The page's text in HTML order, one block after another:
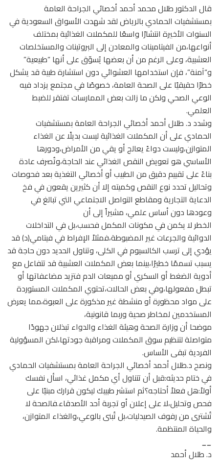
قال الدكتور طلال محمد أحمد أخصائي الجراحة العامة
بمستشفيات الحمادي بالرياض لقد شهدت الأسواق السعودية في
السنوات الأخيرة انتشارًا واسعًا للمكملات الغذائية بمختلف
أنواعها،من الفيتامينات والمعادن إلى البروتينات والمستخلصات
العشبية، وعلى الرغم من أن بعضها يُسوّق على أنها “طبيعية”
و“آمنة”، فإن استخدامها العشوائي دون استشارة طبية قد يشكل
خطرًا حقيقيًا على الصحة العامة، خصوصًا في مجتمع يزداد فيه
الوعي الصحي ولكن ما زالت بعض الممارسات تفتقر للضبط
العلمي.
وشدد د. طلال أحمد أخصائي الجراحة العامة بمستشفيات
الحمادي على أن المكملات الغذائية ليست بديلًا عن الغذاء
المتوازن،وليست دواءً يعالج أو يقي من الأمراض،ودورها
الأساسي هو تعويض النقص الغذائي عند الحاجة،وتُصرف عادة
بناءً على تقييم دقيق من الطبيب أو أخصائي التغذية بعد فحوصات
وتحاليل تحدد نوع النقص وكميته إلا أن كثيرين يقعون في فخ
الدعاية التجارية ومقاطع التواصل الاجتماعي التي تبالغ في
وعودها دون أساس علمي، مشيراً إلى أن
الخطر لا يكمن في مكونات المكمل فحسب،بل في التداخلات
الدوائية والجرعات غير المضبوطة،فمثلاً الإفراط في فيتامي(د) قد
يؤدي إلى ترسب الكالسيوم في الكلى، وتناول الحديد دون حاجة قد
يسبب تسممًا خطيرًا،بينما بعض المكملات العشبية قد تتفاعل مع
أدوية الضغط أو السكري أو مميعات الدم فتزيد مضاعفاتها أو
تبطل مفعولها،وفي بعض الحالات،تحتوي المكملات المستوردة
على مواد محظورة أو منشطة غير مذكورة على العبوة،مما يعرض
المستخدمين لمخاطر صحية وربما قانونية،
موضحا أن وزارة الصحة وهيئة الغذاء والدواء تبذلان جهودًا
متواصلة لتنظيم سوق المكملات ومراقبة جودتها،لكن المسؤولية
الفردية تبقى الأساس.
ونصح د.طلال أحمد أخصائي الجراحة العامة بمستشفيات الحمادي
في ختام حديثه:قبل أن تتناول أي مكمل غذائي، اسأل نفسك
أولاً:هل فعلاً أحتاجه؟ثم استشر طبيبك ليكون قرارك مبنيًا على
فحص وتحليل،لا على إعلان أو تجربة أحد الأصدقاء.فالصحة لا
تُشترى من رفوف الصيدليات،بل تُبنى بالوعي،والغذاء المتوازن،
والحياة المنتظمة.
__
د. طلال أحمد